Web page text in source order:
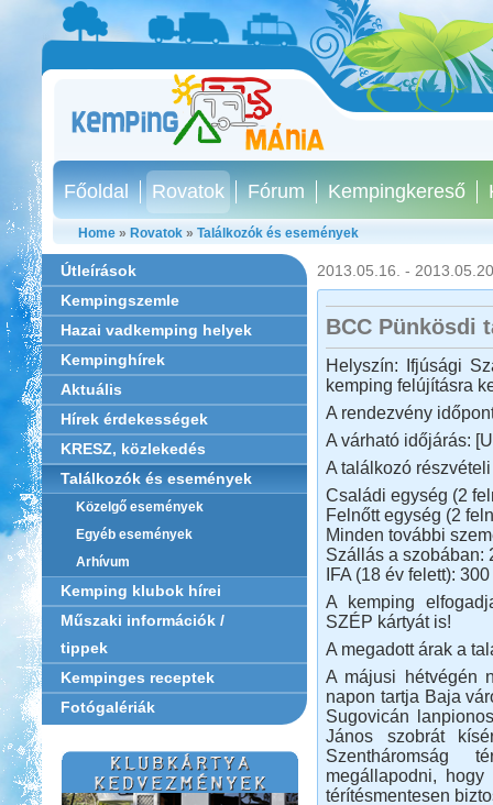
Főoldal Rovatok Fórum Kempingkereső
Home » Rovatok » Találkozók és események
Útleírások
Kempingszemle
Hazai vadkemping helyek
Kempinghírek
Aktuális
Hírek érdekességek
KRESZ, közlekedés
Találkozók és események
Közelgő események
Egyéb események
Arhívum
Kemping klubok hírei
Műszaki információk /
tippek
Kempinges receptek
Fotógalériák
2013.05.16. -
BCC Pünkösdi
Helyszín: Ifjúsági
kemping felújításra
A rendezvény
A várható időjárás:
A találkozó
Családi egység (2
Felnőtt egység (2
Minden további
Szállás a szobában:
IFA (18 év felett):
A kemping
SZÉP kártyát is!
A megadott árak a
A májusi hétvégén
napon tartja Baja
Sugovicán
János szobrát
Szentháromság
megállapodni,
térítésmentesen